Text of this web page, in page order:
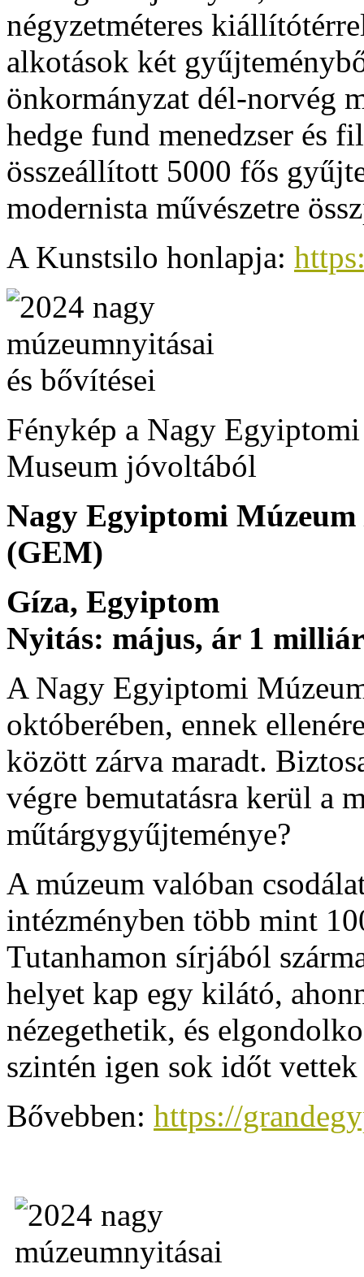
négyzetméteres
alkotások két
önkormányzat dél-norvég
hedge fund menedzser és
összeállított 5000 fős
modernista művészetre
A Kunstsilo honlapja:
Fénykép a Nagy
Museum jóvoltából
Nagy Egyiptomi
(GEM)
Gíza, Egyiptom
Nyitás: május, ár 1
A Nagy Egyiptomi
októberében, ennek
között zárva maradt.
végre bemutatásra kerül a
műtárgygyűjteménye?
A múzeum valóban
intézményben több mint
Tutanhamon sírjából
helyet kap egy kilátó,
nézegethetik, és
szintén igen sok időt
Bővebben: https://